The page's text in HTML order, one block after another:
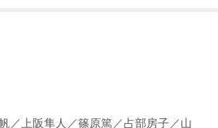
／上阪隼人／篠原篤／占部房子／山